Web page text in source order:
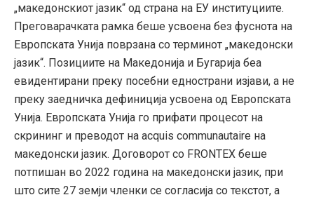
„македонскиот јазик“ од страна на ЕУ институциите.
Преговарачката рамка беше усвоена без фуснота на
Европската Унија поврзана со терминот „македонски
јазик“. Позициите на Македонија и Бугарија беа
евидентирани преку посебни еднострани изјави, а не
преку заедничка дефиниција усвоена од Европската
Унија. Европската Унија го прифати процесот на
скрининг и преводот на acquis communautaire на
македонски јазик. Договорот со FRONTEX беше
потпишан во 2022 година на македонски јазик, при
што сите 27 земји членки се согласија со текстот, а